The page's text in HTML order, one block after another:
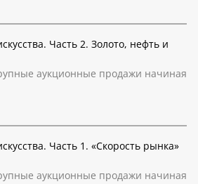
Часть 2. Золото, нефть и
аукционные продажи начиная
Часть 1. «Скорость рынка»
аукционные продажи начиная